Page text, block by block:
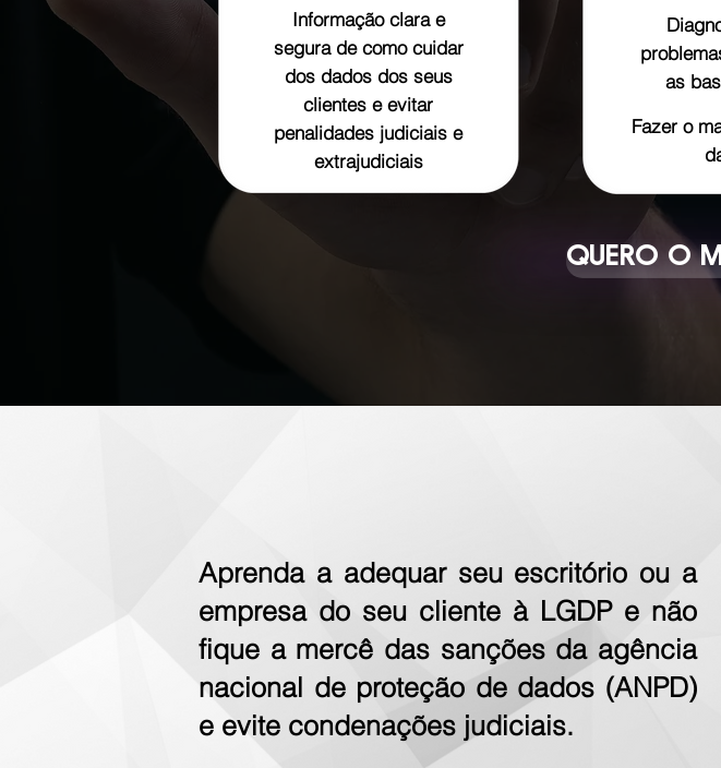
Informação clara e
segura de como cuidar
dos dados dos seus
clientes e evitar
penalidades judiciais e
extrajudiciais
as
Fazer o
QUERO O
Aprenda a adequar seu escritório ou a
empresa do seu cliente à LGDP e não
fique a mercê das sanções da agência
nacional de proteção de dados (ANPD)
e evite condenações judiciais.